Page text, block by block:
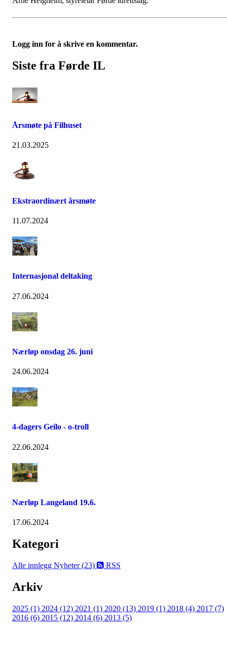
Logg inn for å skrive en kommentar.
Siste fra Førde IL
Årsmøte på Filhuset
21.03.2025
Ekstraordinært årsmøte
11.07.2024
Internasjonal deltaking
27.06.2024
Nærløp onsdag 26. juni
24.06.2024
4-dagers Geilo - o-troll
22.06.2024
Nærløp Langeland 19.6.
17.06.2024
Kategori
Alle innlegg Nyheter (23) RSS
Arkiv
2025 (1) 2024 (12) 2021 (1) 2020 (13) 2019 (1) 2018 (4) 2017 (7)
2016 (6) 2015 (12) 2014 (6) 2013 (5)